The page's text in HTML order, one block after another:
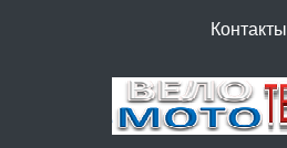
Контакты